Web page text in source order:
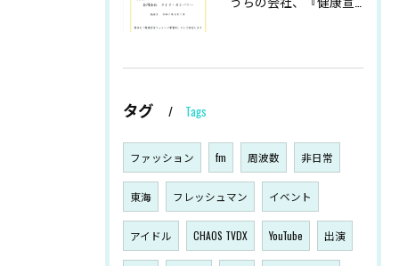
タグ Tags
ファッション fm 周波数 非日常
東海 フレッシュマン イベント
アイドル CHAOS TVDX YouTube 出演